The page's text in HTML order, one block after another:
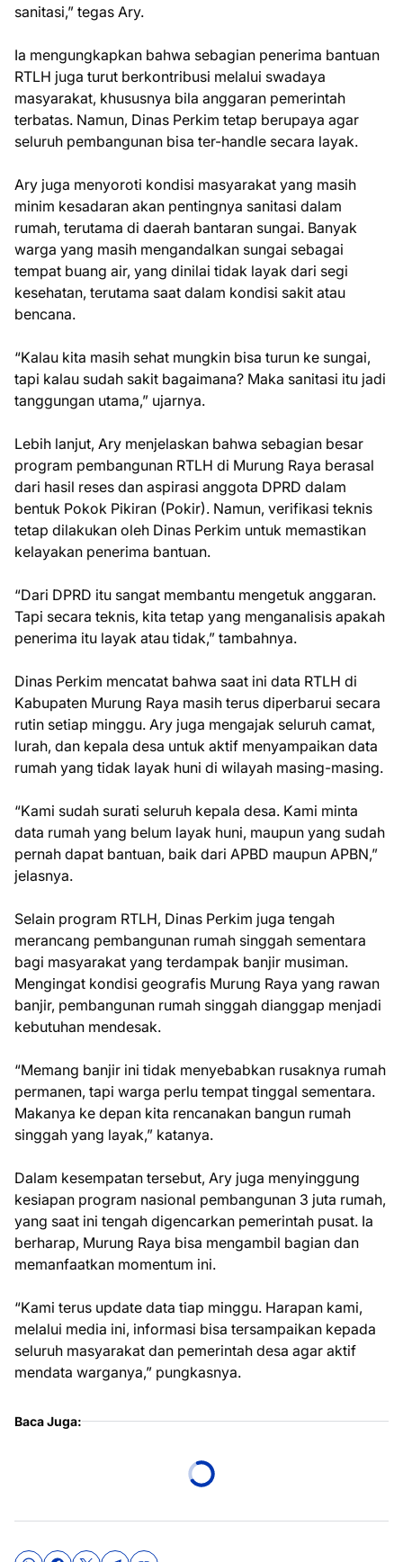
sanitasi,” tegas Ary.
Ia mengungkapkan bahwa sebagian penerima bantuan
RTLH juga turut berkontribusi melalui swadaya
masyarakat, khususnya bila anggaran pemerintah
terbatas. Namun, Dinas Perkim tetap berupaya agar
seluruh pembangunan bisa ter-handle secara layak.
Ary juga menyoroti kondisi masyarakat yang masih
minim kesadaran akan pentingnya sanitasi dalam
rumah, terutama di daerah bantaran sungai. Banyak
warga yang masih mengandalkan sungai sebagai
tempat buang air, yang dinilai tidak layak dari segi
kesehatan, terutama saat dalam kondisi sakit atau
bencana.
“Kalau kita masih sehat mungkin bisa turun ke sungai,
tapi kalau sudah sakit bagaimana? Maka sanitasi itu jadi
tanggungan utama,” ujarnya.
Lebih lanjut, Ary menjelaskan bahwa sebagian besar
program pembangunan RTLH di Murung Raya berasal
dari hasil reses dan aspirasi anggota DPRD dalam
bentuk Pokok Pikiran (Pokir). Namun, verifikasi teknis
tetap dilakukan oleh Dinas Perkim untuk memastikan
kelayakan penerima bantuan.
“Dari DPRD itu sangat membantu mengetuk anggaran.
Tapi secara teknis, kita tetap yang menganalisis apakah
penerima itu layak atau tidak,” tambahnya.
Dinas Perkim mencatat bahwa saat ini data RTLH di
Kabupaten Murung Raya masih terus diperbarui secara
rutin setiap minggu. Ary juga mengajak seluruh camat,
lurah, dan kepala desa untuk aktif menyampaikan data
rumah yang tidak layak huni di wilayah masing-masing.
“Kami sudah surati seluruh kepala desa. Kami minta
data rumah yang belum layak huni, maupun yang sudah
pernah dapat bantuan, baik dari APBD maupun APBN,”
jelasnya.
Selain program RTLH, Dinas Perkim juga tengah
merancang pembangunan rumah singgah sementara
bagi masyarakat yang terdampak banjir musiman.
Mengingat kondisi geografis Murung Raya yang rawan
banjir, pembangunan rumah singgah dianggap menjadi
kebutuhan mendesak.
“Memang banjir ini tidak menyebabkan rusaknya rumah
permanen, tapi warga perlu tempat tinggal sementara.
Makanya ke depan kita rencanakan bangun rumah
singgah yang layak,” katanya.
Dalam kesempatan tersebut, Ary juga menyinggung
kesiapan program nasional pembangunan 3 juta rumah,
yang saat ini tengah digencarkan pemerintah pusat. Ia
berharap, Murung Raya bisa mengambil bagian dan
memanfaatkan momentum ini.
“Kami terus update data tiap minggu. Harapan kami,
melalui media ini, informasi bisa tersampaikan kepada
seluruh masyarakat dan pemerintah desa agar aktif
mendata warganya,” pungkasnya.
Baca Juga: